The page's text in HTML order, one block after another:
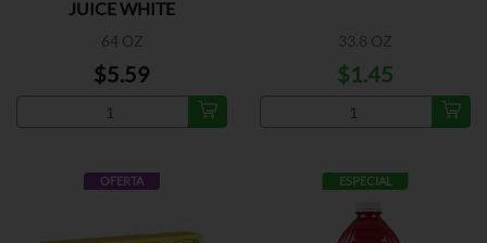
JUICE WHITE
64 OZ
$5.59
33.8 OZ
$1.45
OFERTA ESPECIAL